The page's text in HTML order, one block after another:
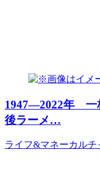
1947―2022年 一
後ラーメ…
ライフ&マネーカルチ